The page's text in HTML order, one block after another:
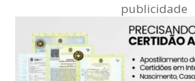
publicidade